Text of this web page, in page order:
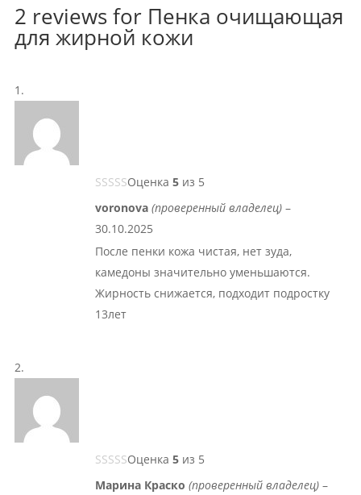
2 reviews for Пенка очищающая
для жирной кожи
Оценка 5из 5
voronova (проверенный владелец) –
30.10.2025
После пенки кожа чистая, нет зуда,
камедоны значительно уменьшаются.
Жирность снижается, подходит подростку
13лет
Оценка 5из 5
Марина Краско (проверенный владелец) –